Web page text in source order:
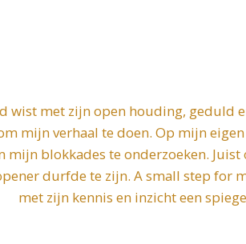
wist met zijn open houding, geduld
mijn verhaal te doen. Op mijn
mijn blokkades te onderzoeken.
durfde te zijn. A small step for
met zijn kennis en inzicht een